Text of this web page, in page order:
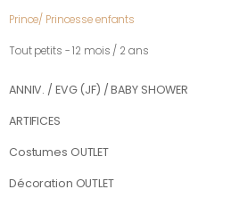
Prince/ Princesse enfants
Tout petits - 12 mois / 2 ans
ANNIV. / EVG (JF) / BABY SHOWER
ARTIFICES
Costumes OUTLET
Décoration OUTLET